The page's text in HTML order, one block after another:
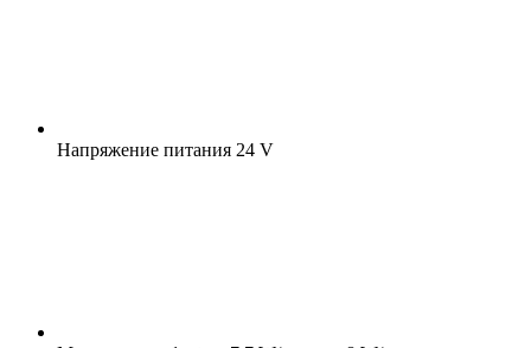
Напряжение питания 24 V